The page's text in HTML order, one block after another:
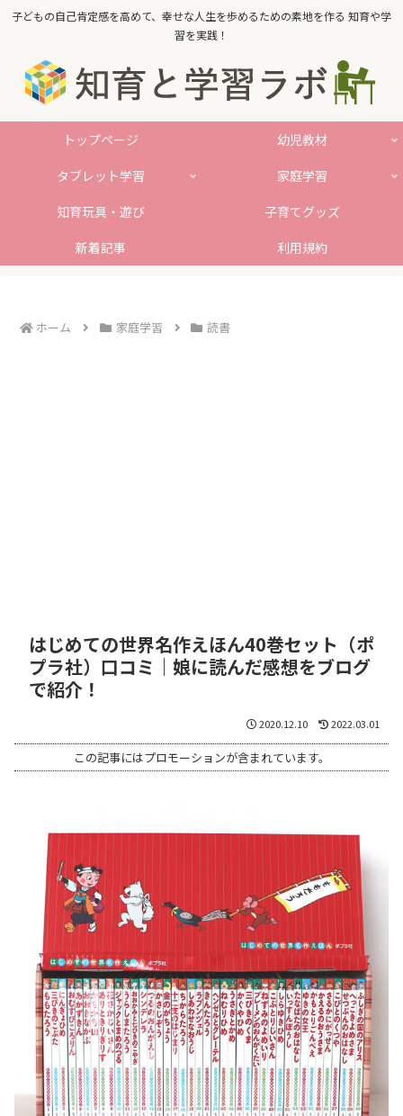
子どもの自己肯定感を高めて、幸せな人生を歩めるための素地を作る 知育や学
習を実践！
トップページ
幼児教材
タブレット学習
家庭学習
知育玩具・遊び
子育てグッズ
新着記事
利用規約
ホーム 家庭学習 読書
はじめての世界名作えほん40巻セット（ポ
プラ社）口コミ｜娘に読んだ感想をブログ
で紹介！
2020.12.10 2022.03.01
この記事にはプロモーションが含まれています。